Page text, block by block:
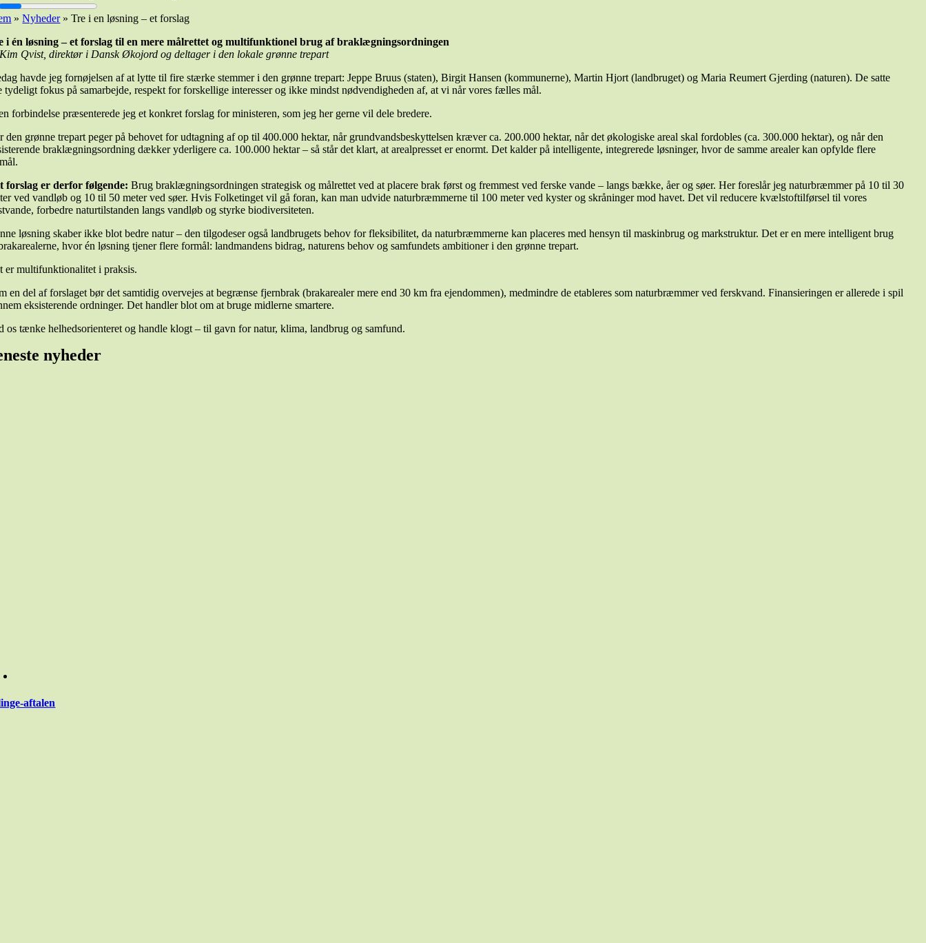
»Nyheder»Tre i en løsning – et forslag
i én løsning – et forslag til en mere målrettet og multifunktionel brug af braklægningsordningen
Qvist, direktør i Dansk Økojord og deltager i den lokale grønne trepart
havde jeg fornøjelsen af at lytte til fire stærke stemmer i den grønne trepart: Jeppe Bruus (staten), Birgit Hansen (kommunerne), Martin Hjort (landbruget) og Maria Reumert Gjerding (naturen). De satte
tydeligt fokus på samarbejde, respekt for forskellige interesser og ikke mindst nødvendigheden af, at vi når vores fælles mål.
forbindelse præsenterede jeg et konkret forslag for ministeren, som jeg her gerne vil dele bredere.
den grønne trepart peger på behovet for udtagning af op til 400.000 hektar, når grundvandsbeskyttelsen kræver ca. 200.000 hektar, når det økologiske areal skal fordobles (ca. 300.000 hektar), og når den
braklægningsordning dækker yderligere ca. 100.000 hektar – så står det klart, at arealpresset er enormt. Det kalder på intelligente, integrerede løsninger, hvor de samme arealer kan opfylde flere
forslag er derfor følgende: Brug braklægningsordningen strategisk og målrettet ved at placere brak først og fremmest ved ferske vande – langs bække, åer og søer. Her foreslår jeg naturbræmmer på 10 til 30
ved vandløb og 10 til 50 meter ved søer. Hvis Folketinget vil gå foran, kan man udvide naturbræmmerne til 100 meter ved kyster og skråninger mod havet. Det vil reducere kvælstoftilførsel til vores
forbedre naturtilstanden langs vandløb og styrke biodiversiteten.
løsning skaber ikke blot bedre natur – den tilgodeser også landbrugets behov for fleksibilitet, da naturbræmmerne kan placeres med hensyn til maskinbrug og markstruktur. Det er en mere intelligent brug
hvor én løsning tjener flere formål: landmandens bidrag, naturens behov og samfundets ambitioner i den grønne trepart.
er multifunktionalitet i praksis.
en del af forslaget bør det samtidig overvejes at begrænse fjernbrak (brakarealer mere end 30 km fra ejendommen), medmindre de etableres som naturbræmmer ved ferskvand. Finansieringen er allerede i spil
eksisterende ordninger. Det handler blot om at bruge midlerne smartere.
os tænke helhedsorienteret og handle klogt – til gavn for natur, klima, landbrug og samfund.
nyheder
aftalen